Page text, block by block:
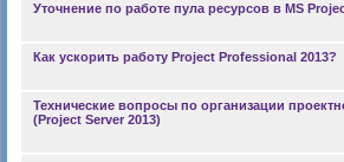
Уточнение по работе пула ресурсов в MS
Как ускорить работу Project Professional 2013?
Технические вопросы по организации
(Project Server 2013)